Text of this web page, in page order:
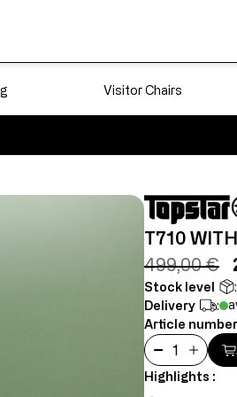
Visitor Chairs
T710
499,00 €
Stock level :
Delivery
:
Article
Highlights :